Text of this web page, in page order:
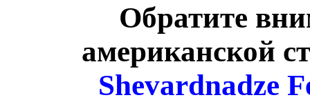
Обратите
американской
Shevardnadze